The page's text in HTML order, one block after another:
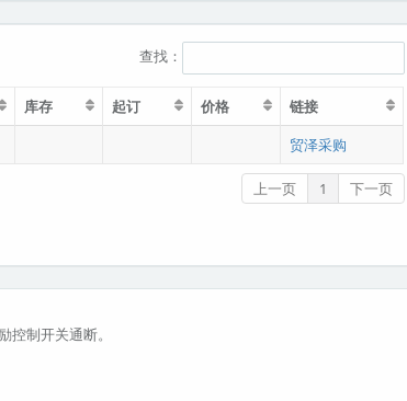
查找：
库存 起订 价格
链接
贸泽采购
上一页 1 下一页
制开关通断。